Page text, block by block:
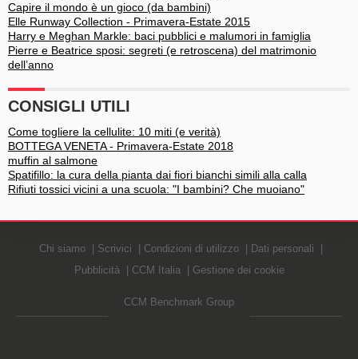
Capire il mondo è un gioco (da bambini)
Elle Runway Collection - Primavera-Estate 2015
Harry e Meghan Markle: baci pubblici e malumori in famiglia
Pierre e Beatrice sposi: segreti (e retroscena) del matrimonio
dell’anno
CONSIGLI UTILI
Come togliere la cellulite: 10 miti (e verità)
BOTTEGA VENETA - Primavera-Estate 2018
muffin al salmone
Spatifillo: la cura della pianta dai fiori bianchi simili alla calla
Rifiuti tossici vicini a una scuola: "I bambini? Che muoiano"
Chi siamo Scrivici Condizioni di utilizzo
Dati personali
Pubblicità
CCM Italia Gestione dei cookie
CCM Benchmark Group